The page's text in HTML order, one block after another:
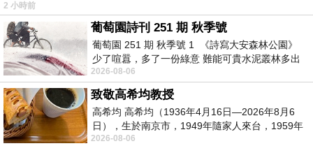
以下是 拉斯維加斯夏爾美飯店 (Shalimar Hotel -
Las Vegas) 的介紹 如果也跟我一樣喜歡不妨看
看喔!
PS.若您家裡有0~4歲的小朋友，點我進入索取免
費《迪士尼美語世界試用包》
2 小時前
葡萄園詩刊 251 期 秋季號
葡萄園 251 期 秋季號 1 《詩寫大安森林公園》
少了喧囂，多了一份綠意 難能可貴水泥叢林多出
一
2026-08-06
致敬高希均教授
高希均 高希均（1936年4月16日—2026年8月6
日），生於南京市，1949年隨家人來台，1959年
赴美深造並取得經濟發展博士學位。曾任
2026-08-06